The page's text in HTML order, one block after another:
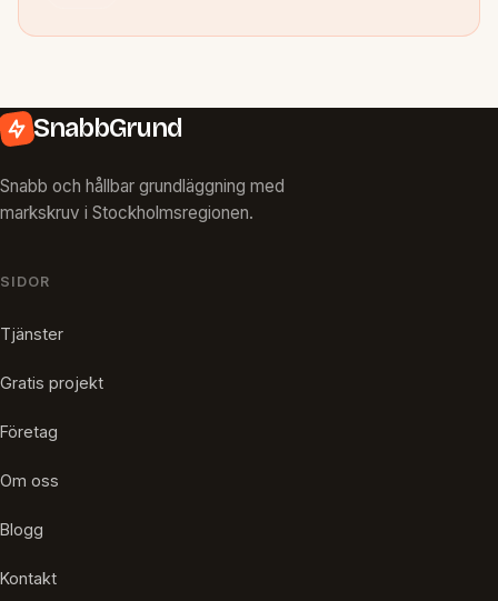
SnabbGrund
Snabb och hållbar grundläggning med
markskruv i Stockholmsregionen.
SIDOR
Tjänster
Gratis projekt
Företag
Om oss
Blogg
Kontakt